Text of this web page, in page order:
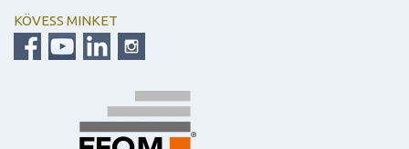
KÖVESS MINKET